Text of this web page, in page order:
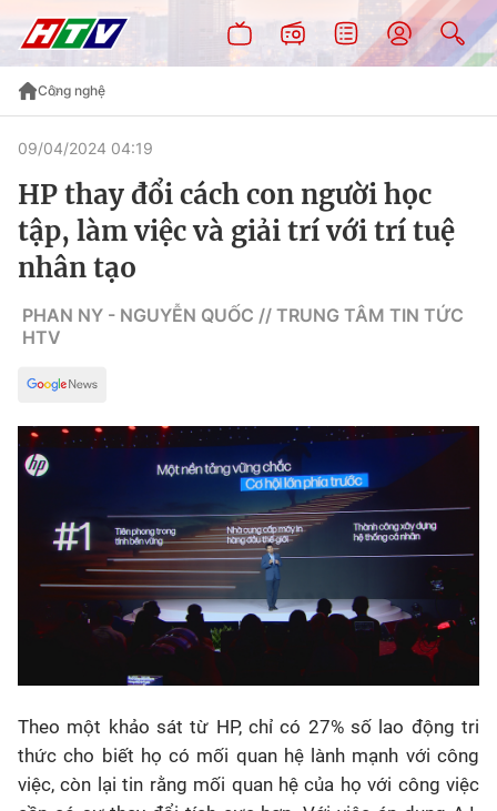
Công nghệ
09/04/2024 04:19
HP thay đổi cách con người học
tập, làm việc và giải trí với trí tuệ
nhân tạo
PHAN NY - NGUYỄN QUỐC // TRUNG TÂM TIN TỨC
HTV
Theo một khảo sát từ HP, chỉ có 27% số lao động tri
thức cho biết họ có mối quan hệ lành mạnh với công
việc, còn lại tin rằng mối quan hệ của họ với công việc